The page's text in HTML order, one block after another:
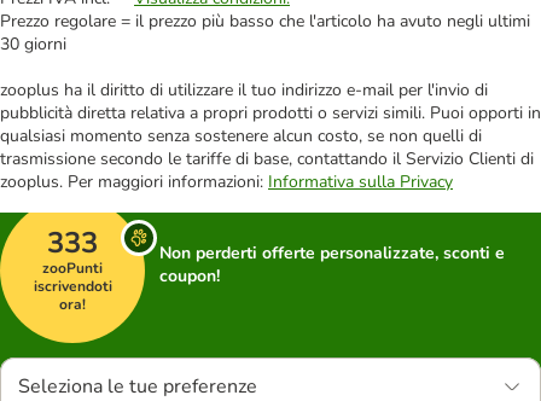
Prezzo regolare = il prezzo più basso che l'articolo ha avuto negli ultimi
30 giorni
zooplus ha il diritto di utilizzare il tuo indirizzo e-mail per l'invio di
pubblicità diretta relativa a propri prodotti o servizi simili. Puoi opporti in
qualsiasi momento senza sostenere alcun costo, se non quelli di
trasmissione secondo le tariffe di base, contattando il Servizio Clienti di
zooplus. Per maggiori informazioni: Informativa sulla Privacy
333
zooPunti
iscrivendoti
ora!
Non perderti offerte personalizzate, sconti e
coupon!
Seleziona le tue preferenze